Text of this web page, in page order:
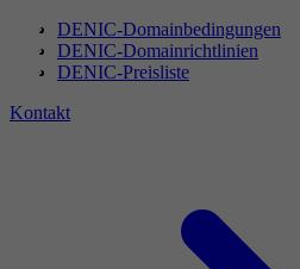
DENIC-Domainbedingungen
DENIC-Domainrichtlinien
DENIC-Preisliste
Kontakt